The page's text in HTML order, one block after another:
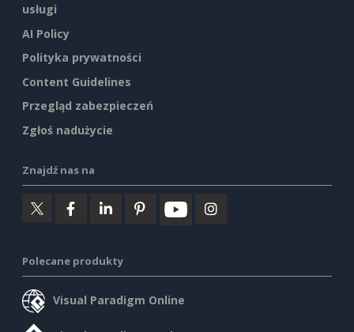
usługi
AI Policy
Polityka prywatności
Content Guidelines
Przegląd zabezpieczeń
Zgłoś nadużycie
Znajdź nas na
Polecane produkty
Visual Paradigm Online